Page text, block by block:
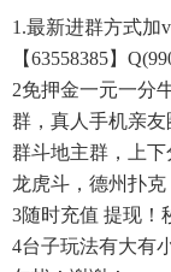
1.最新进群方式加v
【63558385】
2免押金一元一分
群，真人手机亲
群斗地主群，上
龙虎斗，德州扑克
3随时充值 提现！
4台子玩法有大有